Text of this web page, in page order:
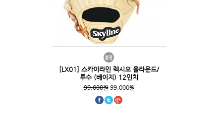
[LX01] 스카이라인 렉시오 올라운드/
투수 (베이지) 12인치
99,000원99,000원